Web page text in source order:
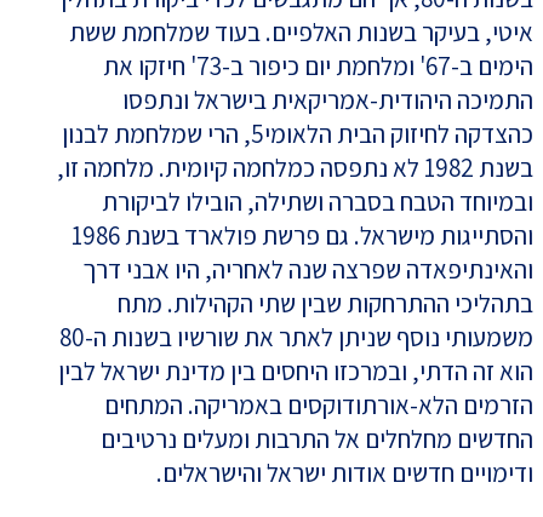
איטי, בעיקר בשנות האלפיים. בעוד שמלחמת ששת
הימים ב-67' ומלחמת יום כיפור ב-73' חיזקו את
התמיכה היהודית-אמריקאית בישראל ונתפסו
כהצדקה לחיזוק הבית הלאומי5, הרי שמלחמת לבנון
בשנת 1982 לא נתפסה כמלחמה קיומית. מלחמה זו,
ובמיוחד הטבח בסברה ושתילה, הובילו לביקורת
והסתייגות מישראל. גם פרשת פולארד בשנת 1986
והאינתיפאדה שפרצה שנה לאחריה, היו אבני דרך
בתהליכי ההתרחקות שבין שתי הקהילות. מתח
משמעותי נוסף שניתן לאתר את שורשיו בשנות ה-80
הוא זה הדתי, ובמרכזו היחסים בין מדינת ישראל לבין
הזרמים הלא-אורתודוקסים באמריקה. המתחים
החדשים מחלחלים אל התרבות ומעלים נרטיבים
ודימויים חדשים אודות ישראל והישראלים.